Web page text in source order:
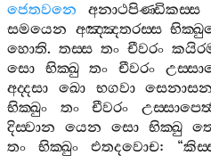
ජෙතවනෙ
අනාථපිණ‍්ඩිකස‍්ස
සමයෙන අඤ‍්ඤතරස‍්ස
හොති. තස‍්ස තං චීවරං
සො
භික‍්ඛු තං චීවරං
අද‍්දසා
ඛො භගවා
භික‍්ඛුං
තං චීවරං
දිස‍්වාන
යෙන සො භික‍්ඛු
තං
භික‍්ඛුං එතදවොච: “